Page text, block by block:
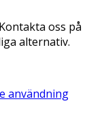
oss på
alternativ.
användning